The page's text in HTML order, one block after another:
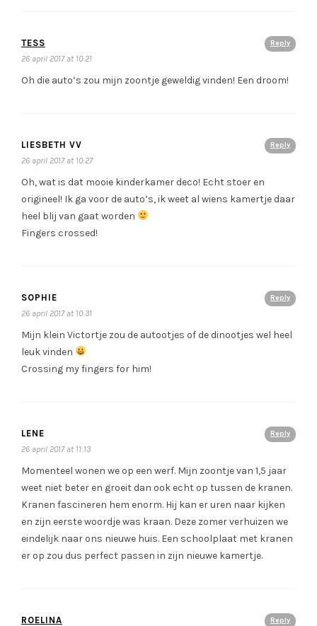
Reply
TESS
26 april 2017 at 10:21
Oh die auto’s zou mijn zoontje geweldig vinden! Een droom!
Reply
LIESBETH VV
26 april 2017 at 10:27
Oh, wat is dat mooie kinderkamer deco! Echt stoer en
origineel! Ik ga voor de auto’s, ik weet al wiens kamertje daar
heel blij van gaat worden
Fingers crossed!
Reply
SOPHIE
26 april 2017 at 10:31
Mijn klein Victortje zou de autootjes of de dinootjes wel heel
leuk vinden
Crossing my fingers for him!
Reply
LENE
26 april 2017 at 11:13
Momenteel wonen we op een werf. Mijn zoontje van 1,5 jaar
weet niet beter en groeit dan ook echt op tussen de kranen.
Kranen fascineren hem enorm. Hij kan er uren naar kijken
en zijn eerste woordje was kraan. Deze zomer verhuizen we
eindelijk naar ons nieuwe huis. Een schoolplaat met kranen
er op zou dus perfect passen in zijn nieuwe kamertje.
Reply
ROELINA